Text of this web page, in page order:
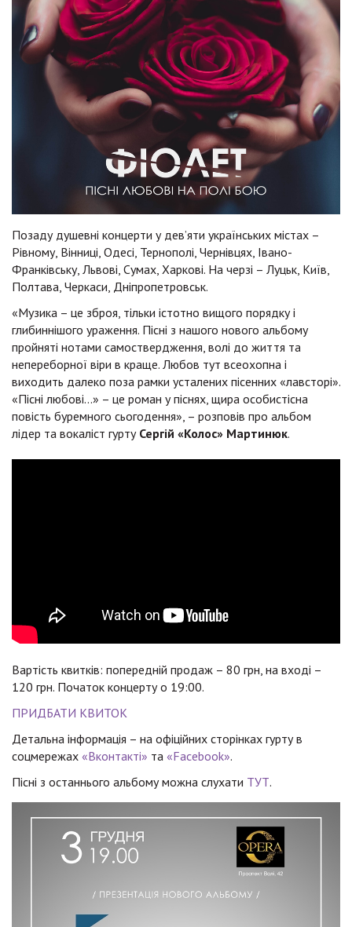
Позаду душевні концерти у дев’яти українських містах –
Рівному, Вінниці, Одесі, Тернополі, Чернівцях, Івано-
Франківську, Львові, Сумах, Харкові. На черзі – Луцьк, Київ,
Полтава, Черкаси, Дніпропетровськ.
«Музика – це зброя, тільки істотно вищого порядку і
глибиннішого ураження. Пісні з нашого нового альбому
пройняті нотами самоствердження, волі до життя та
непереборної віри в краще. Любов тут всеохопна і
виходить далеко поза рамки усталених пісенних «лавсторі».
«Пісні любові…» – це роман у піснях, щира особистісна
повість буремного сьогодення», – розповів про альбом
лідер та вокаліст гурту Сергій «Колос» Мартинюк.
Вартість квитків: попередній продаж – 80 грн, на вході –
120 грн. Початок концерту о 19:00.
ПРИДБАТИ КВИТОК
Детальна інформація – на офіційних сторінках гурту в
соцмережах «Вконтакті» та «Facebook».
Пісні з останнього альбому можна слухати ТУТ.